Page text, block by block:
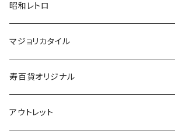
昭和レトロ
マジョリカタイル
寿百貨オリジナル
アウトレット